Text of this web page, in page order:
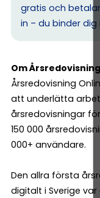
gratis och
in – du binder
Om
Årsredovisning
att underlätta
årsredovisningar
150 000
000+ användare.
Den allra första
digitalt i Sverige